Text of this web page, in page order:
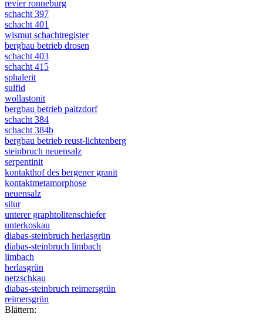
revier ronneburg
schacht 397
schacht 401
wismut schachtregister
bergbau betrieb drosen
schacht 403
schacht 415
sphalerit
sulfid
wollastonit
bergbau betrieb paitzdorf
schacht 384
schacht 384b
bergbau betrieb reust-lichtenberg
steinbruch neuensalz
serpentinit
kontakthof des bergener granit
kontaktmetamorphose
neuensalz
silur
unterer graphtolitenschiefer
unterkoskau
diabas-steinbruch herlasgrün
diabas-steinbruch limbach
limbach
herlasgrün
netzschkau
diabas-steinbruch reimersgrün
reimersgrün
Blättern: